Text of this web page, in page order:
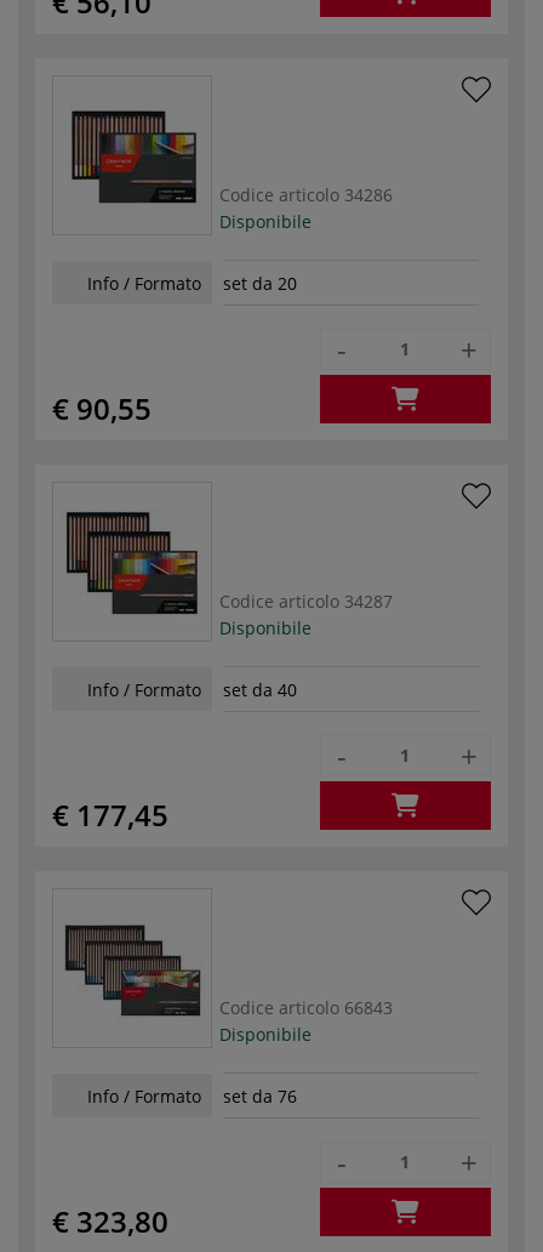
Codice articolo 34286
Disponibile
Info / Formato set da 20
€ 90,55
- +
Codice articolo 34287
Disponibile
Info / Formato set da 40
€ 177,45
- +
Codice articolo 66843
Disponibile
Info / Formato set da 76
€ 323,80
- +